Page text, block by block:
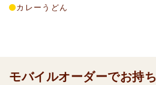
カレーうどん
モバイルオーダーでお持